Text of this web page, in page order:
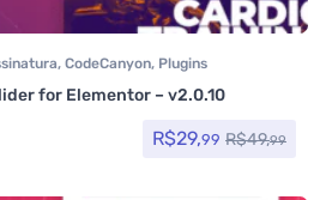
, CodeCanyon, Plugins
for Elementor – v2.0.10
R$29,99 R$49,99